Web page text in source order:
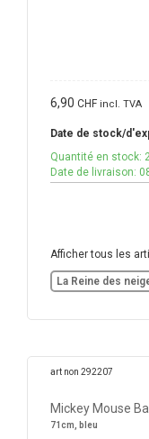
6,90 CHF incl. TVA
Date de stock/
Quantité en stock:
Date de livraison:
Afficher tous les
La Reine des
art non 292207
Mickey Mouse
71cm, bleu